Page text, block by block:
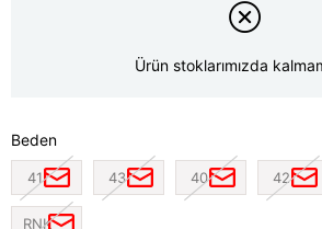
Ürün stoklarımızda
Beden
41 43 40 42
RNK